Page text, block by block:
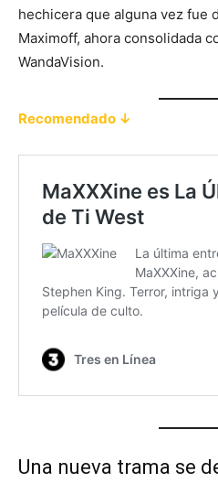
hechicera que alguna vez fue
Maximoff, ahora consolidada
WandaVision.
Recomendado ↓
Una nueva trama se